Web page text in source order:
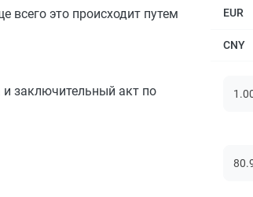
это происходит путем
заключительный акт по